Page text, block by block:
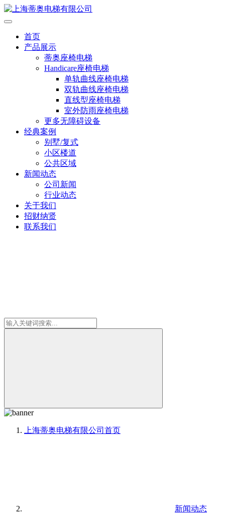
首页
产品展示
蒂奥座椅电梯
Handicare座椅电梯
单轨曲线座椅电梯
双轨曲线座椅电梯
直线型座椅电梯
室外防雨座椅电梯
更多无障碍设备
经典案例
别墅/复式
小区楼道
公共区域
新闻动态
公司新闻
行业动态
关于我们
招财纳贤
联系我们
上海蒂奥电梯有限公司 首页
新闻动态